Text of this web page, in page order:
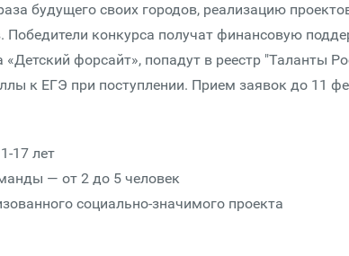
будущего своих городов, реализацию
Победители конкурса получат финансовую
форсайт», попадут в реестр "Таланты
к ЕГЭ при поступлении. Прием заявок до 11
17 лет
— от 2 до 5 человек
социально-значимого проекта